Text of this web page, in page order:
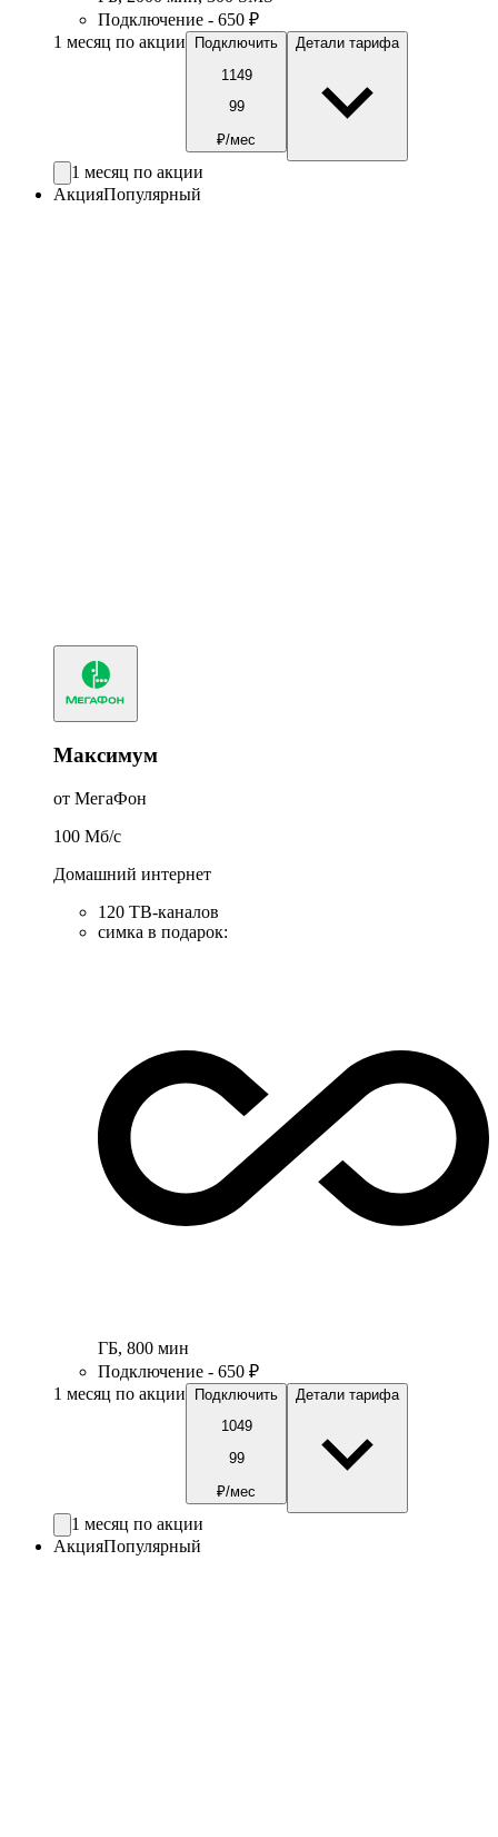
Подключение - 650 ₽
1 месяц по акции
Подключить
1149
99
₽/мес
Детали тарифа
1 месяц по акции
АкцияПопулярный
Максимум
от МегаФон
100 Мб/c
Домашний интернет
120 ТВ-каналов
симка в подарок:
ГБ, 800 мин
Подключение - 650 ₽
1 месяц по акции
Подключить
1049
99
₽/мес
Детали тарифа
1 месяц по акции
АкцияПопулярный